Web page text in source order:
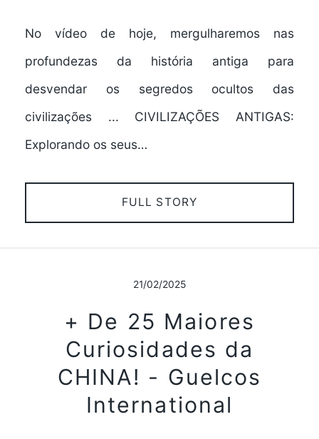
No vídeo de hoje, mergulharemos nas
profundezas da história antiga para
desvendar os segredos ocultos das
civilizações ... CIVILIZAÇÕES ANTIGAS:
Explorando os seus…
FULL STORY
21/02/2025
+ De 25 Maiores
Curiosidades da
CHINA! - Guelcos
International